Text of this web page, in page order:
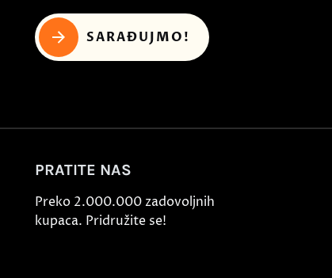
SARAĐUJMO!
PRATITE NAS
Preko 2.000.000 zadovoljnih
kupaca. Pridružite se!